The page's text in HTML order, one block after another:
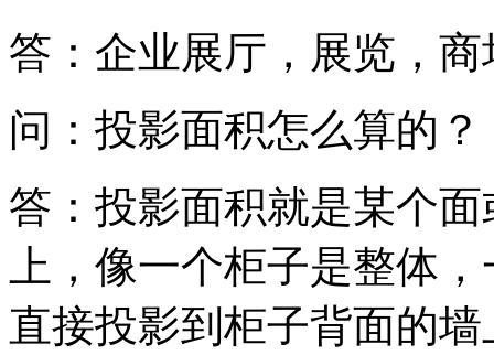
答：企业展厅，展览，
问：投影面积怎么算的？
答：投影面积就是某个
上，像一个柜子是整体
直接投影到柜子背面的